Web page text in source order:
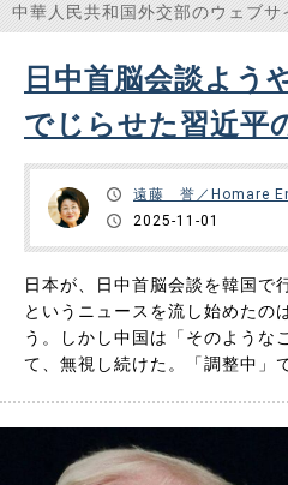
中華人民共和国外交部のウェブサ
日中首脳会談よ
でじらせた習近平
遠藤 誉／Homare
2025-11-01
日本が、日中首脳会談を韓国で
というニュースを流し始めたの
う。しかし中国は「そのような
て、無視し続けた。「調整中」
05分からなので、会談の3時間
に置かれた……